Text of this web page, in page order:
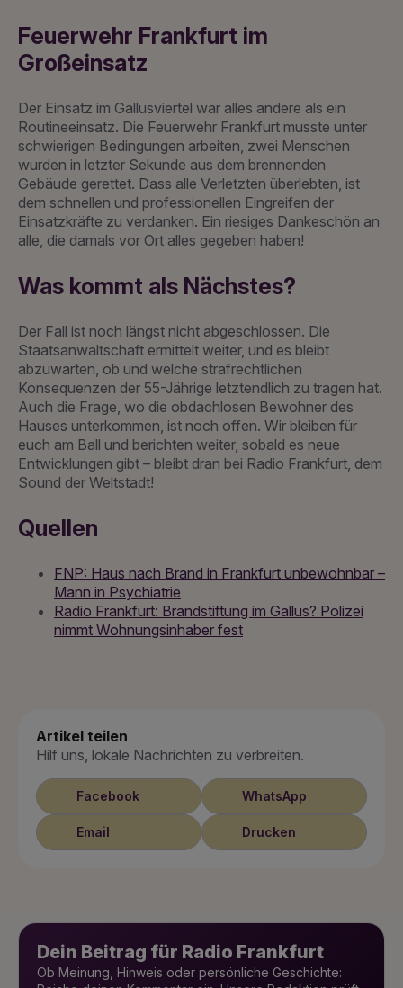
Feuerwehr Frankfurt im
Großeinsatz
Der Einsatz im Gallusviertel war alles andere als ein
Routineeinsatz. Die Feuerwehr Frankfurt musste unter
schwierigen Bedingungen arbeiten, zwei Menschen
wurden in letzter Sekunde aus dem brennenden
Gebäude gerettet. Dass alle Verletzten überlebten, ist
dem schnellen und professionellen Eingreifen der
Einsatzkräfte zu verdanken. Ein riesiges Dankeschön an
alle, die damals vor Ort alles gegeben haben!
Was kommt als Nächstes?
Der Fall ist noch längst nicht abgeschlossen. Die
Staatsanwaltschaft ermittelt weiter, und es bleibt
abzuwarten, ob und welche strafrechtlichen
Konsequenzen der 55-Jährige letztendlich zu tragen hat.
Auch die Frage, wo die obdachlosen Bewohner des
Hauses unterkommen, ist noch offen. Wir bleiben für
euch am Ball und berichten weiter, sobald es neue
Entwicklungen gibt – bleibt dran bei Radio Frankfurt, dem
Sound der Weltstadt!
Quellen
FNP: Haus nach Brand in Frankfurt unbewohnbar –
Mann in Psychiatrie
Radio Frankfurt: Brandstiftung im Gallus? Polizei
nimmt Wohnungsinhaber fest
Artikel teilen
Hilf uns, lokale Nachrichten zu verbreiten.
Facebook WhatsApp
Email Drucken
Dein Beitrag für Radio Frankfurt
Ob Meinung, Hinweis oder persönliche Geschichte: